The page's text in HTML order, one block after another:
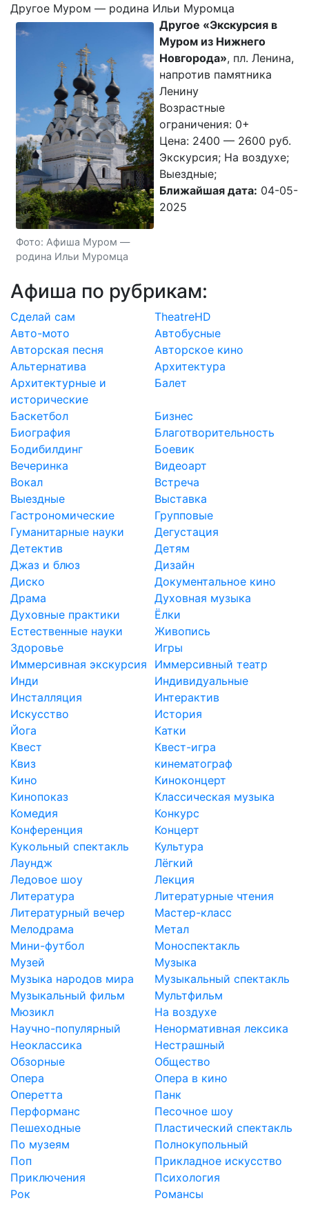
Другое Муром — родина Ильи Муромца
Фото: Афиша Муром —
родина Ильи Муромца
Другое «Экскурсия в
Муром из Нижнего
Новгорода», пл. Ленина,
напротив памятника
Ленину
Возрастные
ограничения: 0+
Цена: 2400 — 2600 руб.
Экскурсия; На воздухе;
Выездные;
Ближайшая дата: 04-05-
2025
Афиша по рубрикам:
Cделай сам
TheatreHD
Авто-мото
Автобусные
Авторская песня
Авторское кино
Альтернатива
Архитектура
Архитектурные и
исторические
Балет
Баскетбол
Бизнес
Биография
Благотворительность
Бодибилдинг
Боевик
Вечеринка
Видеоарт
Вокал
Встреча
Выездные
Выставка
Гастрономические
Групповые
Гуманитарные науки
Дегустация
Детектив
Детям
Джаз и блюз
Дизайн
Диско
Документальное кино
Драма
Духовная музыка
Духовные практики
Ёлки
Естественные науки
Живопись
Здоровье
Игры
Иммерсивная экскурсия
Иммерсивный театр
Инди
Индивидуальные
Инсталляция
Интерактив
Искусство
История
Йога
Катки
Квест
Квест-игра
Квиз
кинематограф
Кино
Киноконцерт
Кинопоказ
Классическая музыка
Комедия
Конкурс
Конференция
Концерт
Кукольный спектакль
Культура
Лаундж
Лёгкий
Ледовое шоу
Лекция
Литература
Литературные чтения
Литературный вечер
Мастер-класс
Мелодрама
Метал
Мини-футбол
Моноспектакль
Музей
Музыка
Музыка народов мира
Музыкальный спектакль
Музыкальный фильм
Мультфильм
Мюзикл
На воздухе
Научно-популярный
Ненормативная лексика
Неоклассика
Нестрашный
Обзорные
Общество
Опера
Опера в кино
Оперетта
Панк
Перформанс
Песочное шоу
Пешеходные
Пластический спектакль
По музеям
Полнокупольный
Поп
Прикладное искусство
Приключения
Психология
Рок
Романсы